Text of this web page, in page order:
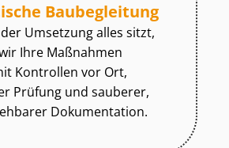
Baubegleitung
Umsetzung alles sitzt,
Ihre Maßnahmen
Kontrollen vor Ort,
Prüfung und sauberer,
Dokumentation.